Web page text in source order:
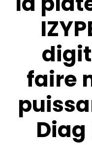
Nos clients
Blog
Demander une
Nous contacter
faire